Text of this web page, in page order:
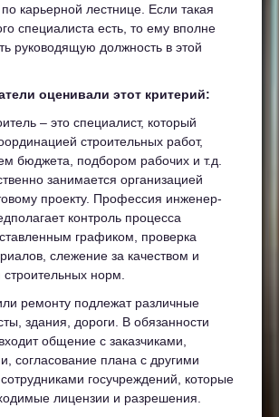
карьерной лестнице. Если такая
специалиста есть, то ему вполне
руководящую должность в этой
оценивали этот критерий:
– это специалист, который
строительных работ,
бюджета, подбором рабочих и т.д.
занимается организацией
проекту. Профессия инженер-
контроль процесса
графиком, проверка
слежение за качеством и
норм.
ремонту подлежат различные
здания, дороги. В обязанности
общение с заказчиками,
согласование плана с другими
госучреждений, которые
лицензии и разрешения.